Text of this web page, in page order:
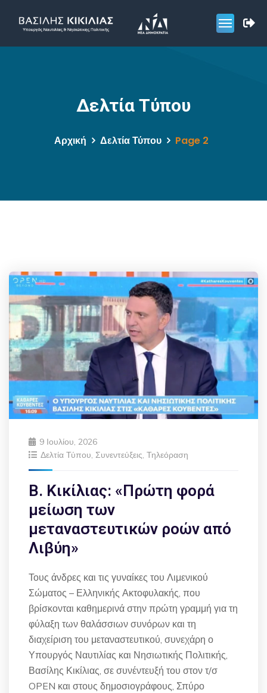
Δελτία Τύπου
Αρχική Δελτία Τύπου Page 2
9 Ιουλίου, 2026
Δελτία Τύπου, Συνεντεύξεις, Τηλεόραση
Β. Κικίλιας: «Πρώτη φορά
μείωση των
μεταναστευτικών ροών από
Λιβύη»
Τους άνδρες και τις γυναίκες του Λιμενικού
Σώματος – Ελληνικής Ακτοφυλακής, που
βρίσκονται καθημερινά στην πρώτη γραμμή για τη
φύλαξη των θαλάσσιων συνόρων και τη
διαχείριση του μεταναστευτικού, συνεχάρη ο
Υπουργός Ναυτιλίας και Νησιωτικής Πολιτικής,
Βασίλης Κικίλιας, σε συνέντευξή του στον τ/σ
OPEN και στους δημοσιογράφους, Σπύρο